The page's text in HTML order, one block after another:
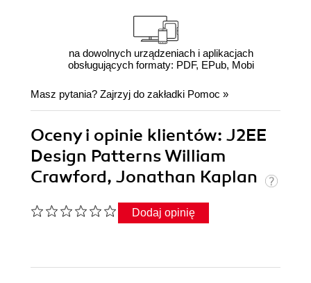
na dowolnych urządzeniach i aplikacjach
obsługujących formaty: PDF, EPub, Mobi
Masz pytania? Zajrzyj do zakładki Pomoc »
Oceny i opinie klientów: J2EE
Design Patterns William
Crawford, Jonathan Kaplan
Dodaj opinię